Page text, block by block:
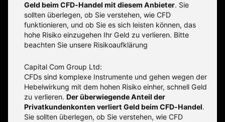
Geld beim CFD-Handel mit diesem Anbieter. Sie
sollten überlegen, ob Sie verstehen, wie CFD
funktionieren, und ob Sie es sich leisten können, das
hohe Risiko einzugehen Ihr Geld zu verlieren. Bitte
beachten Sie unsere Risikoaufklärung
Capital Com Group Ltd:
CFDs sind komplexe Instrumente und gehen wegen der
Hebelwirkung mit dem hohen Risiko einher, schnell Geld
zu verlieren. Der überwiegende Anteil der
Privatkundenkonten verliert Geld beim CFD-Handel.
Sie sollten überlegen, ob Sie verstehen, wie CFD